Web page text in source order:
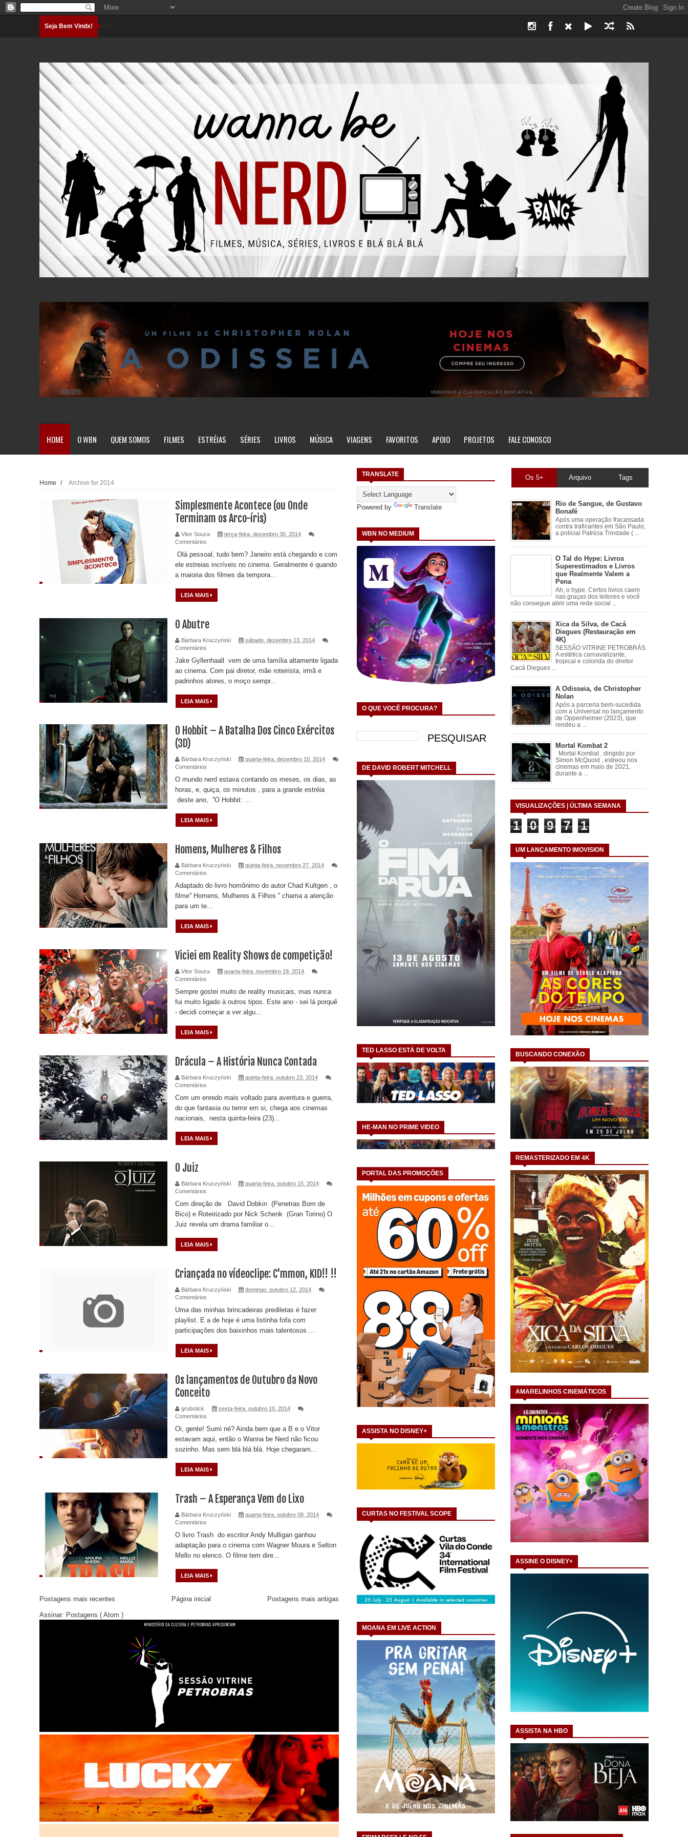
Seja Bem Vindx!Carregando...
HOME O WBN QUEM SOMOS FILMES ESTRÉIAS SÉRIES LIVROS MÚSICA VIAGENS FAVORITOS APOIO PROJETOS FALE CONOSCO
TRANSLATE
Powered by Translate
WBN NO MEDIUM
O QUE VOCÊ PROCURA?
DE DAVID ROBERT MITCHELL
TED LASSO ESTÁ DE VOLTA
HE-MAN NO PRIME VIDEO
PORTAL DAS PROMOÇÕES
ASSISTA NO DISNEY+
CURTAS NO FESTIVAL SCOPE
MOANA EM LIVE ACTION
Home / Archive for 2014
Simplesmente Acontece (ou Onde
Terminam os Arco-íris)
Vitor Souza
terça-feira, dezembro 30, 2014
Comentários
Olá pessoal, tudo bem? Janeiro está chegando e com
ele estreias incríveis no cinema. Geralmente é quando
a maioria dos filmes da tempora...
LEIA MAIS
O Abutre
Bárbara Kruczyński
sábado, dezembro 13, 2014
Comentários
Jake Gyllenhaall vem de uma família altamente ligada
ao cinema. Com pai diretor, mãe roteirista, irmã e
padrinhos atores, o moço sempr...
LEIA MAIS
O Hobbit – A Batalha Dos Cinco Exércitos
(3D)
Bárbara Kruczyński
quarta-feira, dezembro 10, 2014
Comentários
O mundo nerd estava contando os meses, os dias, as
horas, e, quiça, os minutos , para a grande estréia
deste ano, ''O Hobbit: ...
LEIA MAIS
Homens, Mulheres & Filhos
Bárbara Kruczyński
quinta-feira, novembro 27, 2014
Comentários
Adaptado do livro homônimo do autor Chad Kultgen , o
filme'' Homens, Mulheres & Filhos '' chama a atenção
para um te...
LEIA MAIS
Viciei em Reality Shows de competição!
Vitor Souza
quarta-feira, novembro 19, 2014
Comentários
Sempre gostei muito de reality musicais, mas nunca
fui muito ligado à outros tipos. Este ano - sei lá porquê
- decidi começar a ver algu...
LEIA MAIS
Drácula – A História Nunca Contada
Bárbara Kruczyński
quinta-feira, outubro 23, 2014
Comentários
Com um enredo mais voltado para aventura e guerra,
do que fantasia ou terror em si, chega aos cinemas
nacionais, nesta quinta-feira (23)...
LEIA MAIS
O Juiz
Bárbara Kruczyński
quarta-feira, outubro 15, 2014
Comentários
Com direção de David Dobkin (Penetras Bom de
Bico) e Roteirizado por Nick Schenk (Gran Torino) O
Juiz revela um drama familiar o...
LEIA MAIS
Criançada no vídeoclipe: C'mmon, KID!! !!
Bárbara Kruczyński
domingo, outubro 12, 2014
Comentários
Uma das minhas brincadeiras prediletas é fazer
playlist. E a de hoje é uma listinha fofa com
participações dos baixinhos mais talentosos ...
LEIA MAIS
Os lançamentos de Outubro da Novo
Conceito
grubstick
sexta-feira, outubro 10, 2014
Comentários
Oi, gente! Sumi né? Ainda bem que a B e o Vitor
estavam aqui, então o Wanna be Nerd não ficou
sozinho. Mas sem blá blá blá. Hoje chegaram...
LEIA MAIS
Trash – A Esperança Vem do Lixo
Bárbara Kruczyński
quarta-feira, outubro 08, 2014
Comentários
O livro Trash do escritor Andy Mulligan ganhou
adaptação para o cinema com Wagner Moura e Selton
Mello no elenco. O filme tem dire...
LEIA MAIS
Postagens mais recentes Postagens mais antigas
Página inicial
Assinar: Postagens ( Atom )
Os 5+ Arquivo Tags
Rio de Sangue, de Gustavo
Bonafé
Após uma operação fracassada
contra traficantes em São Paulo,
a policial Patrícia Trindade ( ...
O Tal do Hype: Livros
Superestimados e Livros
que Realmente Valem a
Pena
Ah, o hype. Certos livros caem
nas graças dos leitores e você
não consegue abrir uma rede social ...
Xica da Silva, de Cacá
Diegues (Restauração em
4K)
SESSÃO VITRINE PETROBRÁS
A estética carnavalizante,
tropical e colorida do diretor
Cacá Diegues ...
A Odisseia, de Christopher
Nolan
Após a parceria bem-sucedida
com a Universal no lançamento
de Oppenheimer (2023), que
rendeu a ...
Mortal Kombat 2
Mortal Kombat , dirigido por
Simon McQuoid , estreou nos
cinemas em maio de 2021,
durante a ...
VISUALIZAÇÕES | ÚLTIMA SEMANA
1 0 9 7 1
UM LANÇAMENTO IMOVISION
BUSCANDO CONEXÃO
REMASTERIZADO EM 4K
AMARELINHOS CINEMÁTICOS
ASSINE O DISNEY+
ASSISTA NA HBO